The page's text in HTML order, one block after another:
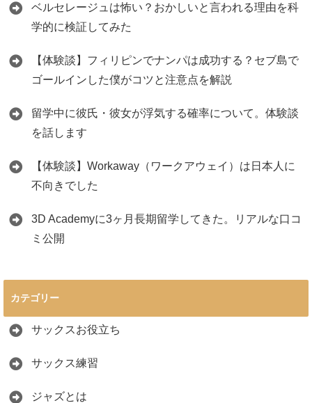
ベルセレージュは怖い？おかしいと言われる理由を科
学的に検証してみた
【体験談】フィリピンでナンパは成功する？セブ島で
ゴールインした僕がコツと注意点を解説
留学中に彼氏・彼女が浮気する確率について。体験談
を話します
【体験談】Workaway（ワークアウェイ）は日本人に
不向きでした
3D Academyに3ヶ月長期留学してきた。リアルな口コ
ミ公開
カテゴリー
サックスお役立ち
サックス練習
ジャズとは